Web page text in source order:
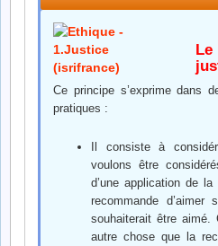
Le
Ce principe s’exprime dans
pratiques :
Il consiste à
voulons être
d’une application de
recommande d’aimer
souhaiterait être aimé.
autre chose que la